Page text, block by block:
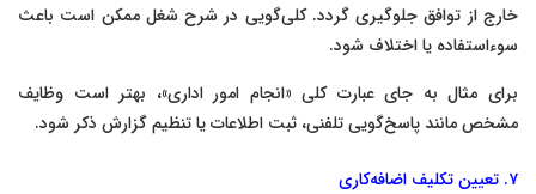
خارج از توافق جلوگیری گردد. کلی‌گویی در شرح شغل ممکن است باعث
سوءاستفاده یا اختلاف شود.
برای مثال به جای عبارت کلی «انجام امور اداری»، بهتر است وظایف
مشخص مانند پاسخ‌گویی تلفنی، ثبت اطلاعات یا تنظیم گزارش ذکر شود.
۷. تعیین تکلیف اضافه‌کاری